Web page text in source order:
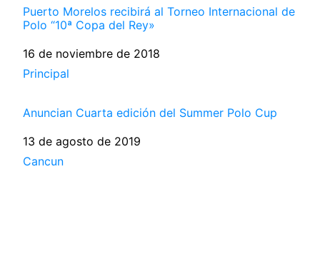
Puerto Morelos recibirá al Torneo Internacional de
Polo “10ª Copa del Rey»
Fecha
16 de noviembre de 2018
Respecto a
Principal
Anuncian Cuarta edición del Summer Polo Cup
Fecha
13 de agosto de 2019
Respecto a
Cancun